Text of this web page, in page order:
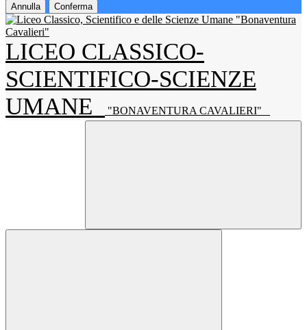
Annulla Conferma
LICEO CLASSICO-
SCIENTIFICO-SCIENZE
UMANE
"BONAVENTURA CAVALIERI"